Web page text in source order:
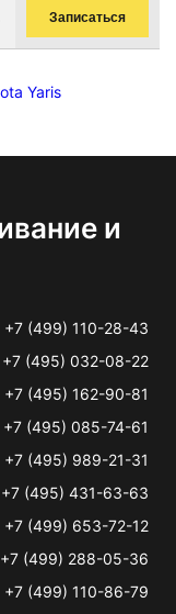
Записаться
Yaris
и
+7 (499) 110-28-43
+7 (495) 032-08-22
+7 (495) 162-90-81
+7 (495) 085-74-61
+7 (495) 989-21-31
+7 (495) 431-63-63
+7 (499) 653-72-12
+7 (499) 288-05-36
+7 (499) 110-86-79